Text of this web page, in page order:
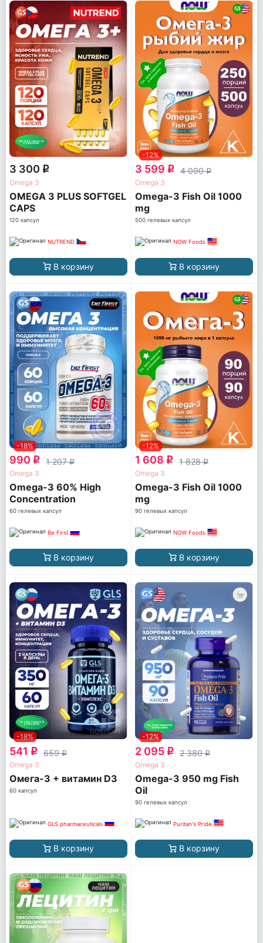
3 300 q
Omega 3
OMEGA 3 PLUS SOFTGEL
CAPS
120 капсул
NUTREND
В корзину
-12%
3 599 q 4 090q
Omega 3
Omega-3 Fish Oil 1000
mg
500 гелевых капсул
NOW Foods
В корзину
-18%
990 q 1 207q
Omega 3
Omega-3 60% High
Concentration
60 гелевых капсул
Be First
В корзину
-12%
1 608 q 1 828q
Omega 3
Omega-3 Fish Oil 1000
mg
90 гелевых капсул
NOW Foods
В корзину
-18%
541 q 659q
Omega 3
Омега-3 + витамин D3
60 капсул
GLS pharmaceuticals
В корзину
-12%
2 095 q 2 380q
Omega 3
Omega-3 950 mg Fish
Oil
90 гелевых капсул
Puritan's Pride
В корзину